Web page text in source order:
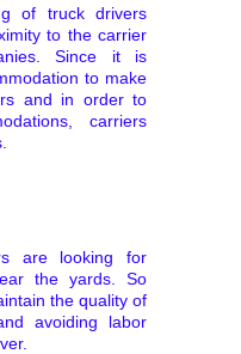
of truck drivers
to the carrier
Since it is
to make
and in order to
carriers
are looking for
the yards. So
the quality of
avoiding labor